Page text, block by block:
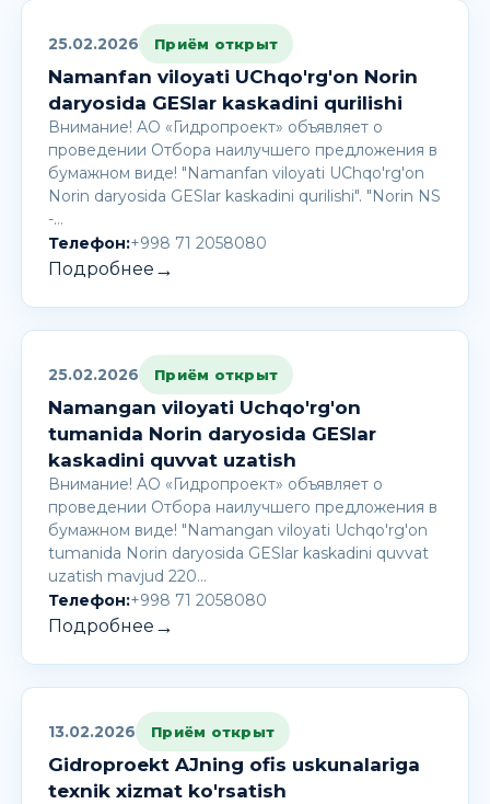
25.02.2026 Приём открыт
Namanfan viloyati UChqo'rg'on Norin
daryosida GESlar kaskadini qurilishi
Внимание! AО «Гидропроект» объявляет о
проведении Отбора наилучшего предложения в
бумажном виде! "Namanfan viloyati UChqo'rg'on
Norin daryosida GESlar kaskadini qurilishi". "Norin NS
-…
Телефон:+998 71 2058080
Подробнее →
25.02.2026 Приём открыт
Namangan viloyati Uchqo'rg'on
tumanida Norin daryosida GESlar
kaskadini quvvat uzatish
Внимание! AО «Гидропроект» объявляет о
проведении Отбора наилучшего предложения в
бумажном виде! "Namangan viloyati Uchqo'rg'on
tumanida Norin daryosida GESlar kaskadini quvvat
uzatish mavjud 220…
Телефон:+998 71 2058080
Подробнее →
13.02.2026 Приём открыт
Gidroproekt AJning ofis uskunalariga
texnik xizmat ko'rsatish